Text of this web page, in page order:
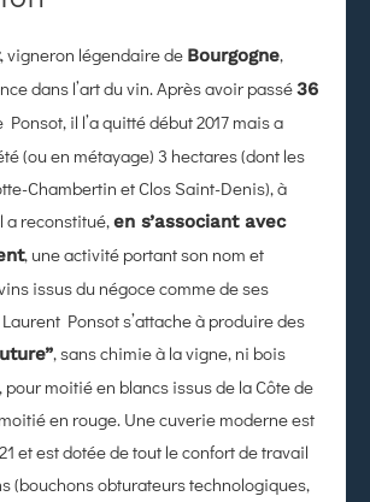
, vigneron légendaire de Bourgogne,
dans l’art du vin. Après avoir passé36
il l’a quitté début 2017 mais a
(ou en métayage) 3 hectares (dont les
Chambertin et Clos Saint-Denis), à
a reconstitué,en s’associant avec
, une activité portant son nom et
issus du négoce comme de ses
Ponsot s’attache à produire des
, sans chimie à la vigne, ni bois
pour moitié en blancs issus de la Côte de
en rouge. Une cuverie moderne est
et est dotée de tout le confort de travail
(bouchons obturateurs technologiques,